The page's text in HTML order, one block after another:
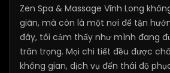
Zen Spa & Massage Vĩnh Long
giãn, mà còn là một nơi để tận
đây, tôi cảm thấy như mình đang
trân trọng. Mọi chi tiết đều được
không gian, dịch vụ đến thái độ